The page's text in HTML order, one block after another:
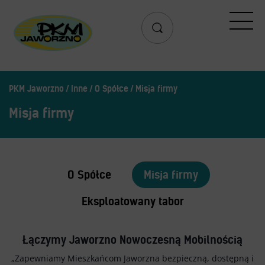
Schemat linii dziennych
Zaplanuj podróż – wyszukiwarka połączeń
Bilety
Aplikacja mobilna PKM
Uprawnienia do ulg
Regulamin przewozów
PKM Jaworzno Inne O Spółce Misja firmy
Misja firmy
O Spółce
Misja firmy
Eksploatowany tabor
Łączymy Jaworzno Nowoczesną Mobilnością
„Zapewniamy Mieszkańcom Jaworzna bezpieczną, dostępną i